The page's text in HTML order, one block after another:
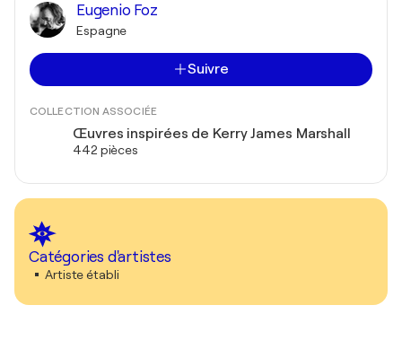
Eugenio Foz
Espagne
Suivre
COLLECTION ASSOCIÉE
Œuvres inspirées de Kerry James Marshall
442 pièces
Catégories d'artistes
Artiste établi